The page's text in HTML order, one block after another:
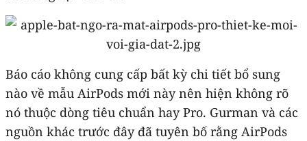
Báo cáo không cung cấp bất kỳ chi tiết bổ sung
nào về mẫu AirPods mới này nên hiện không rõ
nó thuộc dòng tiêu chuẩn hay Pro. Gurman và các
nguồn khác trước đây đã tuyên bố rằng AirPods